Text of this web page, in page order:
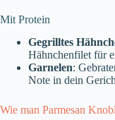
Mit Protein
Gegrilltes
Hähnchenfilet für
Garnelen:
Note in dein
Wie man Parmesan